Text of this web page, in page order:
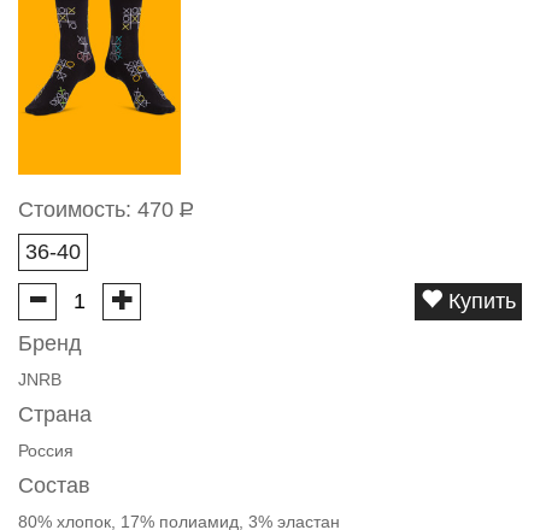
Стоимость: 470 Р
36-40
Купить
Бренд
JNRB
Страна
Россия
Состав
80% хлопок, 17% полиамид, 3% эластан